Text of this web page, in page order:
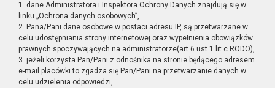
1. dane Administratora i Inspektora Ochrony Danych znajdują się w
linku „Ochrona danych osobowych”,
2. Pana/Pani dane osobowe w postaci adresu IP, są przetwarzane w
celu udostępniania strony internetowej oraz wypełnienia obowiązków
prawnych spoczywających na administratorze(art.6 ust.1 lit.c RODO),
3. jeżeli korzysta Pan/Pani z odnośnika na stronie będącego adresem
e-mail placówki to zgadza się Pan/Pani na przetwarzanie danych w
celu udzielenia odpowiedzi,